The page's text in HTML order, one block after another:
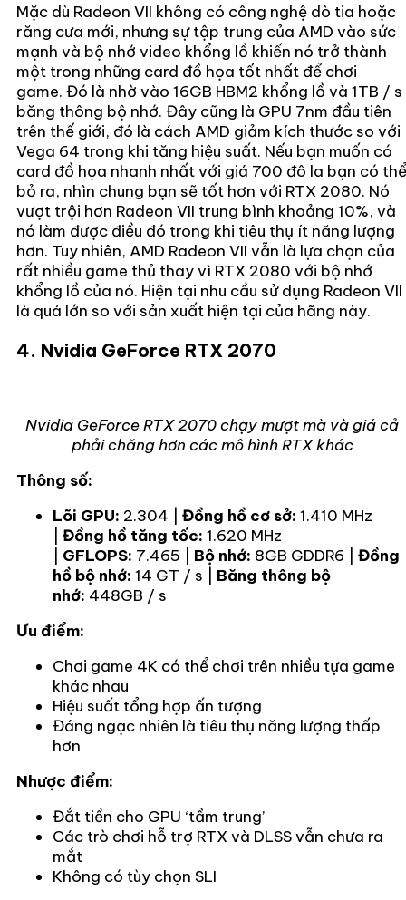
Mặc dù Radeon VII không có công nghệ dò tia hoặc
răng cưa mới, nhưng sự tập trung của AMD vào sức
mạnh và bộ nhớ video khổng lồ khiến nó trở thành
một trong những card đồ họa tốt nhất để chơi
game. Đó là nhờ vào 16GB HBM2 khổng lồ và 1TB / s
băng thông bộ nhớ. Đây cũng là GPU 7nm đầu tiên
trên thế giới, đó là cách AMD giảm kích thước so với
Vega 64 trong khi tăng hiệu suất. Nếu bạn muốn có
card đồ họa nhanh nhất với giá 700 đô la bạn có thể
bỏ ra, nhìn chung bạn sẽ tốt hơn với RTX 2080. Nó
vượt trội hơn Radeon VII trung bình khoảng 10%, và
nó làm được điều đó trong khi tiêu thụ ít năng lượng
hơn. Tuy nhiên, AMD Radeon VII vẫn là lựa chọn của
rất nhiều game thủ thay vì RTX 2080 với bộ nhớ
khổng lồ của nó. Hiện tại nhu cầu sử dụng Radeon VII
là quá lớn so với sản xuất hiện tại của hãng này.
4. Nvidia GeForce RTX 2070
Nvidia GeForce RTX 2070 chạy mượt mà và giá cả
phải chăng hơn các mô hình RTX khác
Thông số:
Lõi GPU: 2.304 | Đồng hồ cơ sở: 1.410 MHz
Đồng hồ tăng tốc: 1.620 MHz
GFLOPS: 7.465 | Bộ nhớ: 8GB GDDR6 | Đồng
hồ bộ nhớ: 14 GT / s | Băng thông bộ
nhớ: 448GB / s
Ưu điểm:
Chơi game 4K có thể chơi trên nhiều tựa game
khác nhau
Hiệu suất tổng hợp ấn tượng
Đáng ngạc nhiên là tiêu thụ năng lượng thấp
hơn
Nhược điểm:
Đắt tiền cho GPU ‘tầm trung’
Các trò chơi hỗ trợ RTX và DLSS vẫn chưa ra
mắt
Không có tùy chọn SLI